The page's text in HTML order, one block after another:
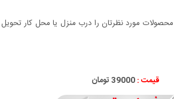
مورد نظرتان را درب منزل یا محل کار تحویل
قیمت :39000 تومان